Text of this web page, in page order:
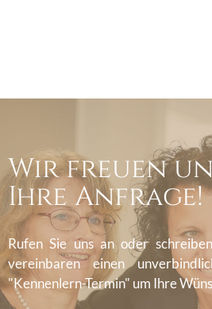
Wir freuen
Ihre Anfrage!
Rufen Sie uns an oder
vereinbaren einen
"Kennenlern-Termin" um Ihre